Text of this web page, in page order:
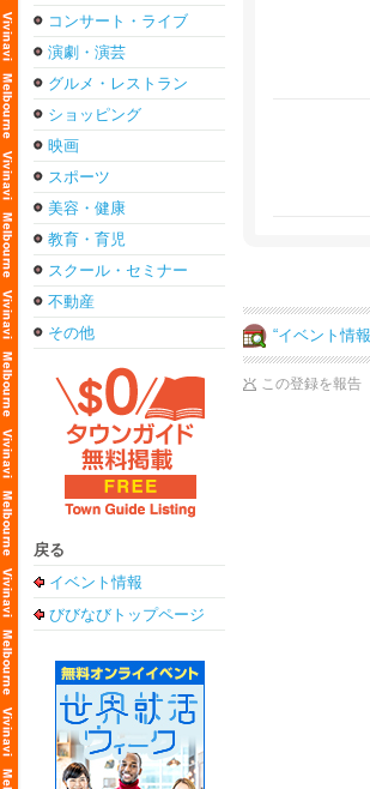
コンサート・ライブ
演劇・演芸
グルメ・レストラン
ショッピング
映画
スポーツ
美容・健康
教育・育児
スクール・セミナー
不動産
その他
戻る
イベント情報
びびなびトップページ
“イベント情
この登録を報告